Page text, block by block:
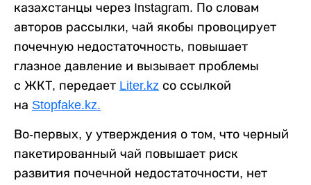
казахстанцы через Instagram. По словам
авторов рассылки, чай якобы провоцирует
почечную недостаточность, повышает
глазное давление и вызывает проблемы
с ЖКТ, передает Liter.kz со ссылкой
на Stopfake.kz.
Во-первых, у утверждения о том, что черный
пакетированный чай повышает риск
развития почечной недостаточности, нет